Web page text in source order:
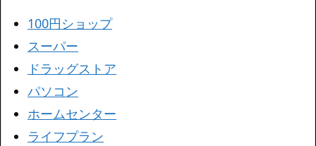
100円ショップ
スーパー
ドラッグストア
パソコン
ホームセンター
ライフプラン